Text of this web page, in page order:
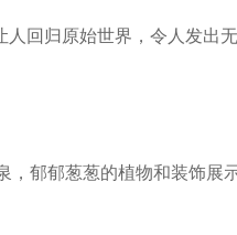
回归原始世界，令人发出
，郁郁葱葱的植物和装饰展